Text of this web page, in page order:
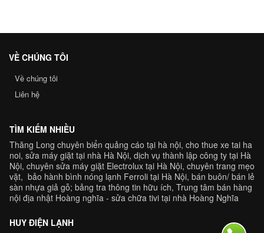
VỀ CHÚNG TÔI
Về chúng tôi
Liên hệ
TÌM KIẾM NHIỀU
Thăng Long chuyên biển quảng cáo tại hà nội, cho thue xe tai ha
noi, sửa máy giặt tại nhà Hà Nội, dịch vụ thành lập công ty tại Hà
Nội, chuyên sửa máy giặt Electrolux tại Hà Nội, chuyên trang mẹo
vặt, bảo hành bình nóng lạnh Ferroli tại Hà Nội, bán buôn/ bán lẻ
sàn nhựa giả gỗ; bảng tra thông tin hữu ích, Trung tâm bán hàng
nội địa nhật Hoàng nghĩa - sửa chữa tivi tại nhà Hoàng Nghĩa
HUY ĐIỆN LẠNH